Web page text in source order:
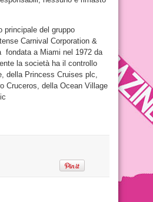
principale del gruppo
Carnival Corporation &
fondata a Miami nel 1972 da
la società ha il controllo
della Princess Cruises plc,
Cruceros, della Ocean Village